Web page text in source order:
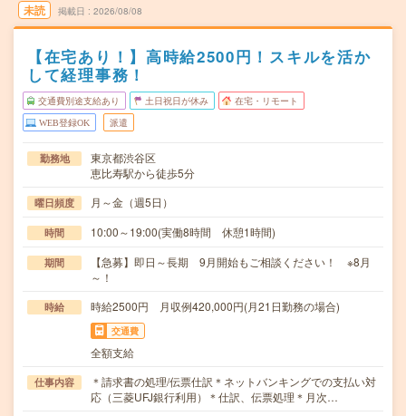
未読 掲載日 2026/08/08
【在宅あり！】高時給2500円！スキルを活か
して経理事務！
交通費別途支給あり 土日祝日が休み 在宅・リモート
WEB登録OK 派遣
勤務地
東京都渋谷区
恵比寿駅から徒歩5分
曜日頻度 月～金（週5日）
時間 10:00～19:00(実働8時間 休憩1時間)
期間
【急募】即日～長期 9月開始もご相談ください！ ※8月
～！
時給 時給2500円 月収例420,000円(月21日勤務の場合)
交通費
全額支給
仕事内容
＊請求書の処理/伝票仕訳＊ネットバンキングでの支払い対
応（三菱UFJ銀行利用）＊仕訳、伝票処理＊月次…